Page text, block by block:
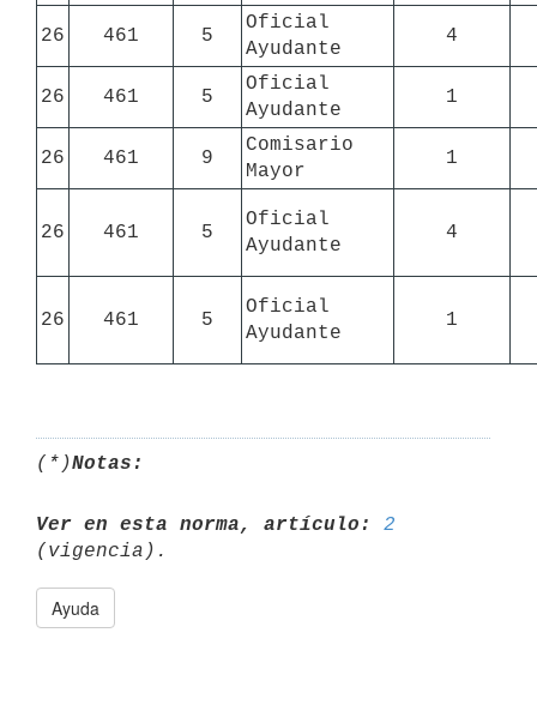
26 461 5
Oficial
Ayudante
4
26 461 5
Oficial
Ayudante
1
26 461 9
Comisario
Mayor
1
26 461 5
Oficial
Ayudante
4
26 461 5
Oficial
Ayudante
1
(*)Notas:
Ver en esta norma, artículo:
2
Ayuda